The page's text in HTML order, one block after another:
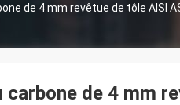
de 4 mm revêtue de tôle AISI
de 4 mm